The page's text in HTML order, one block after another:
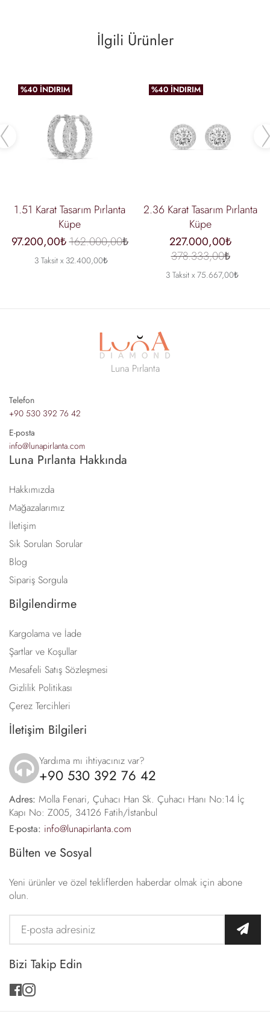
İlgili Ürünler
Previous
%40 İNDIRIM
1.51 Karat Tasarım Pırlanta
Küpe
97.200,00₺162.000,00₺
3 Taksit x 32.400,00₺
%40 İNDIRIM
2.36 Karat Tasarım Pırlanta
Küpe
227.000,00₺
378.333,00₺
3 Taksit x 75.667,00₺
Luna Pırlanta
Telefon
+90 530 392 76 42
E-posta
info@lunapirlanta.com
Luna Pırlanta Hakkında
Hakkımızda
Mağazalarımız
İletişim
Sık Sorulan Sorular
Blog
Sipariş Sorgula
Bilgilendirme
Kargolama ve İade
Şartlar ve Koşullar
Mesafeli Satış Sözleşmesi
Gizlilik Politikası
Çerez Tercihleri
İletişim Bilgileri
icon
Yardıma mı ihtiyacınız var?
+90 530 392 76 42
Adres: Molla Fenari, Çuhacı Han Sk. Çuhacı Hanı No:14 İç
Kapı No: Z005, 34126 Fatih/İstanbul
E-posta: info@lunapirlanta.com
Bülten ve Sosyal
Yeni ürünler ve özel tekliflerden haberdar olmak için abone
olun.
Bizi Takip Edin
facebook
instagram